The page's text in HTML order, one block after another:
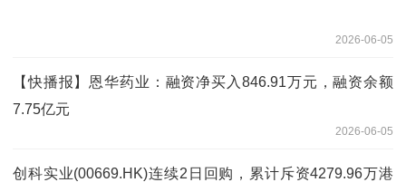
2026-06-05
【快播报】恩华药业：融资净买入846.91万元，融资余额
7.75亿元
2026-06-05
创科实业(00669.HK)连续2日回购，累计斥资4279.96万港